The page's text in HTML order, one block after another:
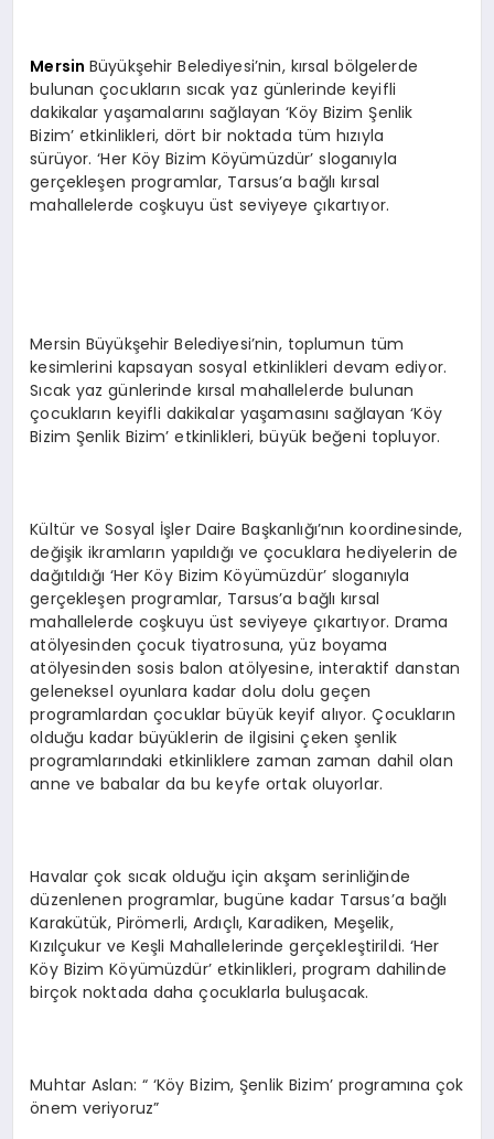
MersinBüyükşehir Belediyesi’nin, kırsal bölgelerde
bulunan çocukların sıcak yaz günlerinde keyifli
dakikalar yaşamalarını sağlayan ‘Köy Bizim Şenlik
Bizim’ etkinlikleri, dört bir noktada tüm hızıyla
sürüyor. ‘Her Köy Bizim Köyümüzdür’ sloganıyla
gerçekleşen programlar, Tarsus’a bağlı kırsal
mahallelerde coşkuyu üst seviyeye çıkartıyor.
Mersin Büyükşehir Belediyesi’nin, toplumun tüm
kesimlerini kapsayan sosyal etkinlikleri devam ediyor.
Sıcak yaz günlerinde kırsal mahallelerde bulunan
çocukların keyifli dakikalar yaşamasını sağlayan ‘Köy
Bizim Şenlik Bizim’ etkinlikleri, büyük beğeni topluyor.
Kültür ve Sosyal İşler Daire Başkanlığı’nın koordinesinde,
değişik ikramların yapıldığı ve çocuklara hediyelerin de
dağıtıldığı ‘Her Köy Bizim Köyümüzdür’ sloganıyla
gerçekleşen programlar, Tarsus’a bağlı kırsal
mahallelerde coşkuyu üst seviyeye çıkartıyor. Drama
atölyesinden çocuk tiyatrosuna, yüz boyama
atölyesinden sosis balon atölyesine, interaktif danstan
geleneksel oyunlara kadar dolu dolu geçen
programlardan çocuklar büyük keyif alıyor. Çocukların
olduğu kadar büyüklerin de ilgisini çeken şenlik
programlarındaki etkinliklere zaman zaman dahil olan
anne ve babalar da bu keyfe ortak oluyorlar.
Havalar çok sıcak olduğu için akşam serinliğinde
düzenlenen programlar, bugüne kadar Tarsus’a bağlı
Karakütük, Pirömerli, Ardıçlı, Karadiken, Meşelik,
Kızılçukur ve Keşli Mahallelerinde gerçekleştirildi. ‘Her
Köy Bizim Köyümüzdür’ etkinlikleri, program dahilinde
birçok noktada daha çocuklarla buluşacak.
Muhtar Aslan: “ ‘Köy Bizim, Şenlik Bizim’ programına çok
önem veriyoruz”